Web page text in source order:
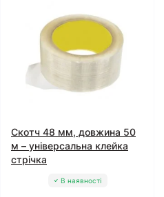
Скотч 48 мм, довжина 50
м – універсальна клейка
стрічка
В наявності